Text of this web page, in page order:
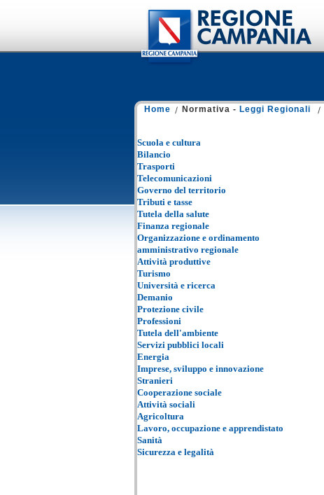
Home Normativa - Leggi Regionali
Scuola e cultura
Bilancio
Trasporti
Telecomunicazioni
Governo del territorio
Tributi e tasse
Tutela della salute
Finanza regionale
Organizzazione e ordinamento
amministrativo regionale
Attività produttive
Turismo
Università e ricerca
Demanio
Protezione civile
Professioni
Tutela dell'ambiente
Servizi pubblici locali
Energia
Imprese, sviluppo e innovazione
Stranieri
Cooperazione sociale
Attività sociali
Agricoltura
Lavoro, occupazione e apprendistato
Sanità
Sicurezza e legalità